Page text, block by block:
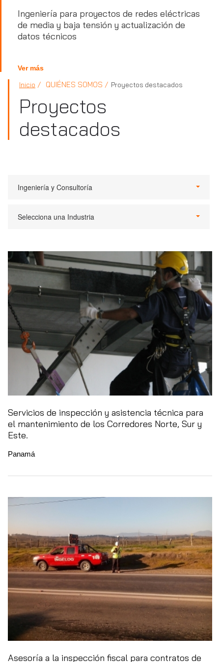
Ingeniería para proyectos de redes eléctricas
de media y baja tensión y actualización de
datos técnicos
Ver más
Inicio QUIÉNES SOMOS Proyectos destacados
Proyectos
destacados
Ingeniería y Consultoría
Selecciona una Industria
Servicios de inspección y asistencia técnica para
el mantenimiento de los Corredores Norte, Sur y
Este.
Panamá
Asesoría a la inspección fiscal para contratos de